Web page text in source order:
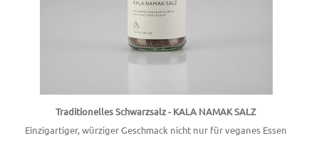
Traditionelles Schwarzsalz - KALA NAMAK SALZ
Einzigartiger, würziger Geschmack nicht nur für veganes Essen